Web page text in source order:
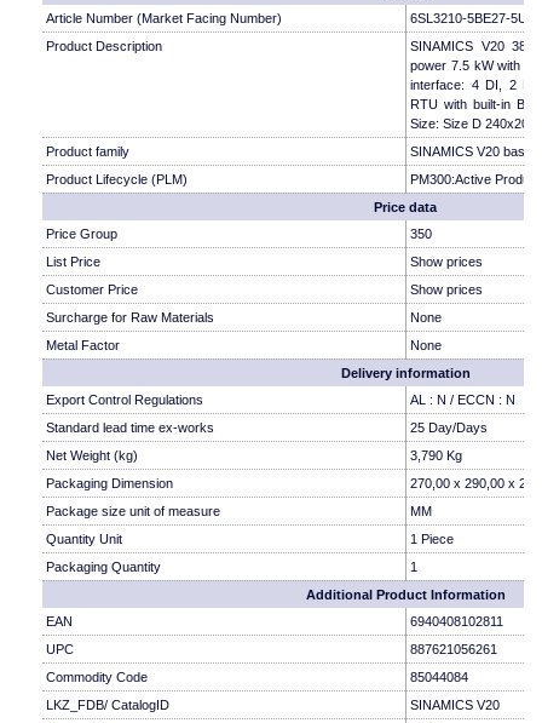
Article Number (Market Facing Number)
6SL3210-5BE27-5UV0
Product Description
SINAMICS V20
power 7.5 kW with
interface: 4 DI, 2
RTU with built-in
Size: Size D
Product family
SINAMICS V20 basic
Product Lifecycle (PLM)
PM300:Active Product
Price data
Price Group
350
List Price
Show prices
Customer Price
Show prices
Surcharge for Raw Materials
None
Metal Factor
None
Delivery information
Export Control Regulations
AL : N / ECCN : N
Standard lead time ex-works
25 Day/Days
Net Weight (kg)
3,790 Kg
Packaging Dimension
270,00 x 290,00 x
Package size unit of measure
MM
Quantity Unit
1 Piece
Packaging Quantity
1
Additional Product Information
EAN
6940408102811
UPC
887621056261
Commodity Code
85044084
LKZ_FDB/ CatalogID
SINAMICS V20